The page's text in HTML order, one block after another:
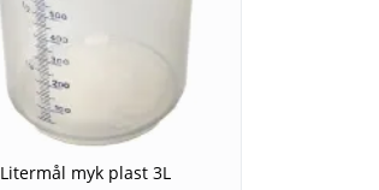
Litermål myk plast 3L